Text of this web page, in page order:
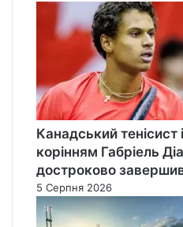
Канадський тенісист
корінням Габріель
достроково
5 Серпня 2026